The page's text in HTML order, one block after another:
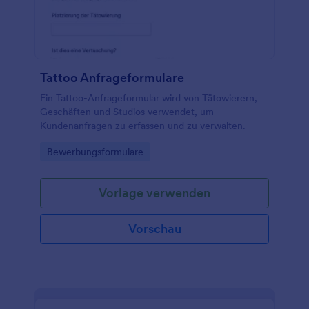
Tattoo Anfrageformulare
Ein Tattoo-Anfrageformular wird von Tätowierern,
Geschäften und Studios verwendet, um
Kundenanfragen zu erfassen und zu verwalten.
Go to Category:
Bewerbungsformulare
Vorlage verwenden
Vorschau